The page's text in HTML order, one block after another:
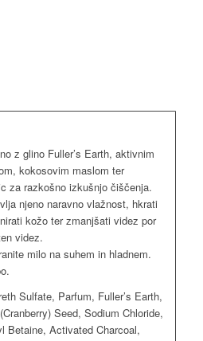
z glino Fuller’s Earth, aktivnim
kokosovim maslom ter
za razkošno izkušnjo čiščenja.
njeno naravno vlažnost, hkrati
kožo ter zmanjšati videz por
videz.
milo na suhem in hladnem.
Sulfate, Parfum, Fuller’s Earth,
Seed, Sodium Chloride,
Betaine, Activated Charcoal,